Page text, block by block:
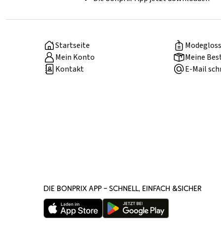
Startseite
Mein Konto
Meine
Kontakt
E-Mail
DIE BONPRIX APP – SCHNELL, EINFACH &SICHER